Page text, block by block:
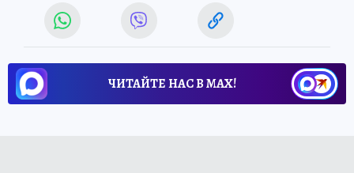
ЧИТАЙТЕ НАС В МАХ!